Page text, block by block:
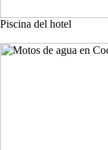
Piscina del hotel